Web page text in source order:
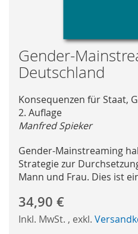
Skip
to
the
of
the
images
Gender-
Deutschland
Konsequenzen für Staat,
2. Auflage
Manfred Spieker
Gender-Mainstreaming
Strategie zur
Mann und Frau. Dies ist
34,90 €
Inkl. MwSt. , exkl.